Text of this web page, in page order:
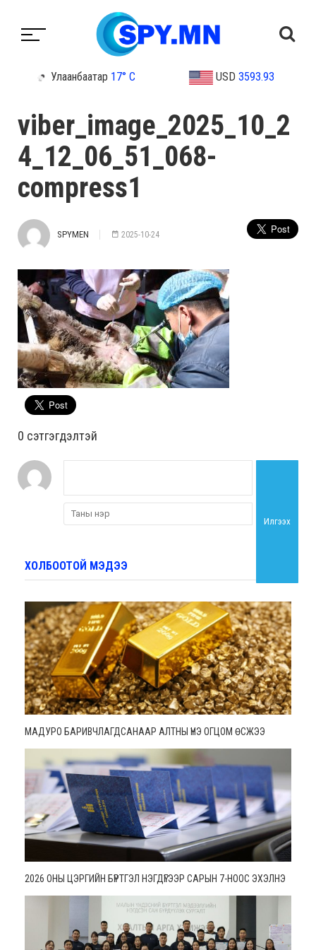
Улаанбаатар 17° C USD 3593.93
viber_image_2025_10_2
4_12_06_51_068-
compress1
SPYMEN 2025-10-24
0 cэтгэгдэлтэй
Илгээх
ХОЛБООТОЙ МЭДЭЭ
МАДУРО БАРИВЧЛАГДСАНААР АЛТНЫ ҮНЭ ОГЦОМ ӨСЖЭЭ
2026 ОНЫ ЦЭРГИЙН БҮРТГЭЛ НЭГДҮГЭЭР САРЫН 7-НООС ЭХЭЛНЭ